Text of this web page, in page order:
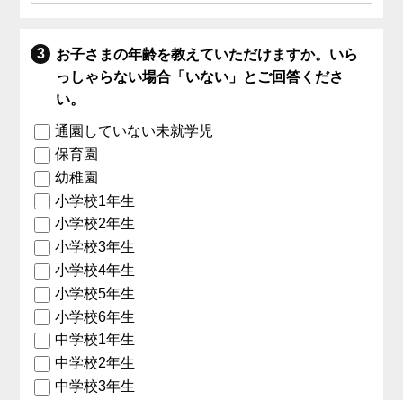
お子さまの年齢を教えていただけますか。いら
っしゃらない場合「いない」とご回答くださ
い。
通園していない未就学児
保育園
幼稚園
小学校1年生
小学校2年生
小学校3年生
小学校4年生
小学校5年生
小学校6年生
中学校1年生
中学校2年生
中学校3年生